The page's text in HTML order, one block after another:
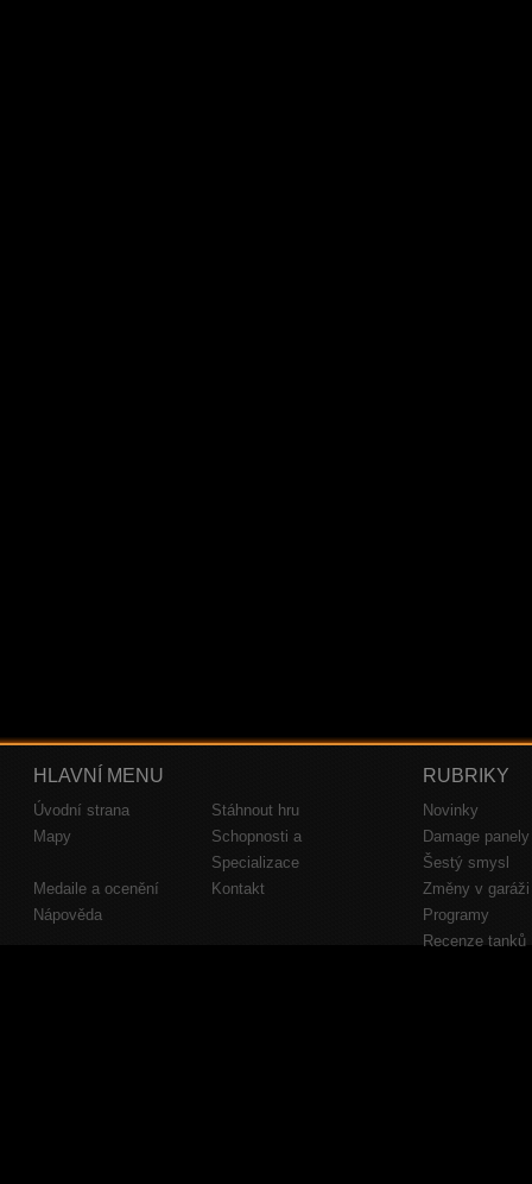
HLAVNÍ MENU
Úvodní strana
Stáhnout hru
Mapy
Schopnosti a
Specializace
Medaile a ocenění
Kontakt
Nápověda
RUBRIKY
Novinky
Damage panely
Šestý smysl
Změny v garáži
Programy
Recenze tanků